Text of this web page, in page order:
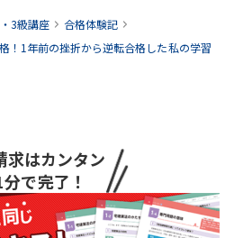
3級講座
合格体験記
！1年前の挫折から逆転合格した私の学習
求はカンタン
分で完了！